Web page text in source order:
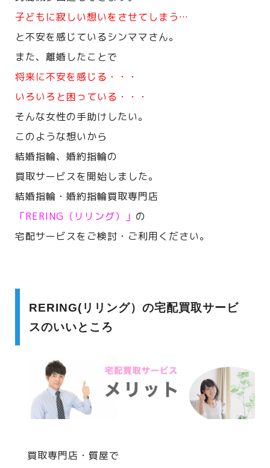
子どもに寂しい想いをさせてしまう…
と不安を感じているシンママさん。
また、離婚したことで
将来に不安を感じる・・・
いろいろと困っている・・・
そんな女性の手助けしたい。
このような想いから
結婚指輪、婚約指輪の
買取サービスを開始しました。
結婚指輪・婚約指輪買取専門店
「RERING（リリング）」 の
宅配サービスをご検討・ご利用ください。
RERING(リリング）の宅配買取サービ
スのいいところ
買取専門店・質屋で